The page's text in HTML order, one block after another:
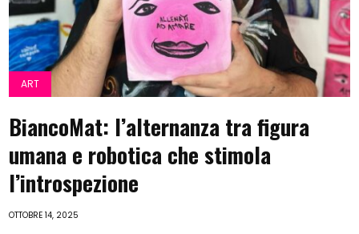
ART
BiancoMat: l’alternanza tra figura
umana e robotica che stimola
l’introspezione
OTTOBRE 14, 2025